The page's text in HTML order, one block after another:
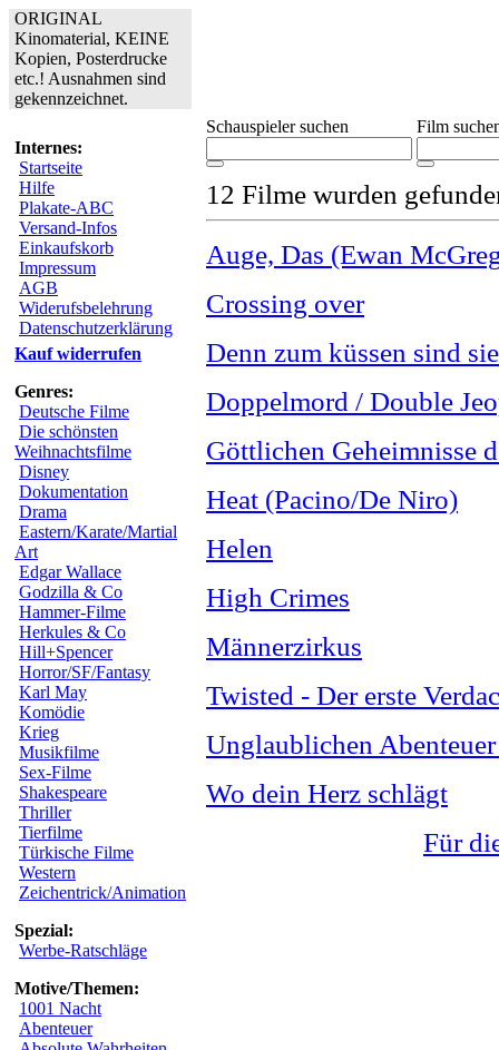
ORIGINAL
Kinomaterial, KEINE
Kopien, Posterdrucke
etc.! Ausnahmen sind
gekennzeichnet.
Internes:
Startseite
Hilfe
Plakate-ABC
Versand-Infos
Einkaufskorb
Impressum
AGB
Widerufsbelehrung
Datenschutzerklärung
Kauf widerrufen
Genres:
Deutsche Filme
Die schönsten
Weihnachtsfilme
Disney
Dokumentation
Drama
Eastern/Karate/Martial
Art
Edgar Wallace
Godzilla & Co
Hammer-Filme
Herkules & Co
Hill+Spencer
Horror/SF/Fantasy
Karl May
Komödie
Krieg
Musikfilme
Sex-Filme
Shakespeare
Thriller
Tierfilme
Türkische Filme
Western
Zeichentrick/Animation
Spezial:
Werbe-Ratschläge
Motive/Themen:
1001 Nacht
Abenteuer
Schauspieler suchen Film
12 Filme wurden
Auge, Das (Ewan
Crossing over
Denn zum küssen sind
Doppelmord / Double
Göttlichen Geheimnisse
Heat (Pacino/De Niro)
Helen
High Crimes
Männerzirkus
Twisted - Der erste
Unglaublichen
Wo dein Herz schlägt
Für